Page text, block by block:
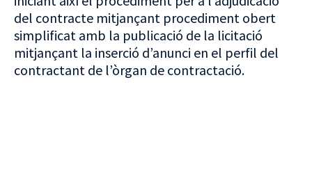
del contracte mitjançant procediment obert
simplificat amb la publicació de la licitació
mitjançant la inserció d’anunci en el perfil del
contractant de l’òrgan de contractació.